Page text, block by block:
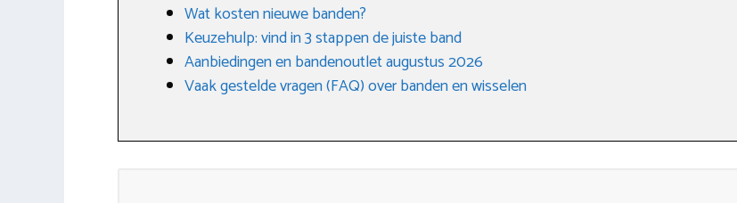
Wat kosten nieuwe banden?
Keuzehulp: vind in 3 stappen de juiste band
Aanbiedingen en bandenoutlet augustus 2026
Vaak gestelde vragen (FAQ) over banden en wisselen